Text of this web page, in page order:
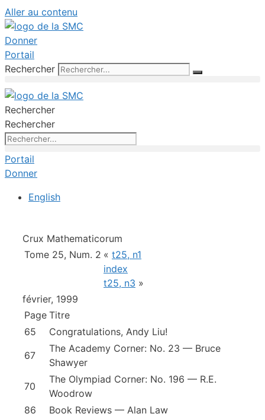
Aller au contenu
Donner
Portail
Rechercher
Rechercher
Rechercher
Portail
Donner
English
Crux Mathematicorum
Tome 25, Num. 2 « t25, n1
index
t25, n3 »
février, 1999
Page Titre
65
Congratulations, Andy Liu!
67
The Academy Corner: No. 23 — Bruce
Shawyer
70
The Olympiad Corner: No. 196 — R.E.
Woodrow
86
Book Reviews — Alan Law